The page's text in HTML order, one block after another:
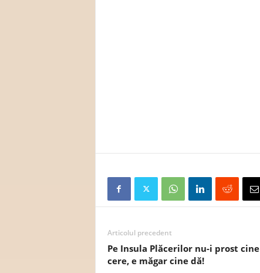
Articolul precedent
Pe Insula Plăcerilor nu-i prost cine
cere, e măgar cine dă!